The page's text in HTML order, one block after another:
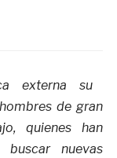
externa su
de gran
quienes han
buscar nuevas